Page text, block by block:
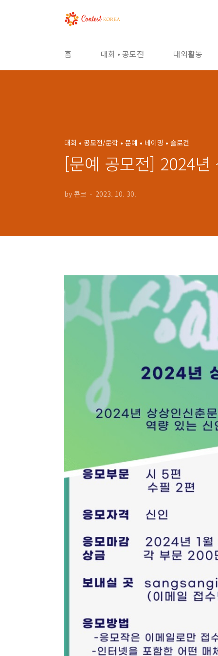
홈 대회 • 공모전 대외활동
대회 • 공모전/문학 • 문예 • 네이밍 • 슬로건
[문예 공모전] 2024년
by 콘코 2023. 10. 30.